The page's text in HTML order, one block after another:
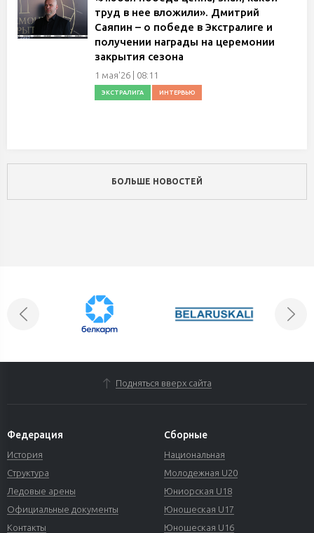
труд в нее вложили». Дмитрий
Саяпин – о победе в Экстралиге и
получении награды на церемонии
закрытия сезона
1 мая'26 | 08:11
ЭКСТРАЛИГА ИНТЕРВЬЮ
БОЛЬШЕ НОВОСТЕЙ
Подняться вверх сайта
Федерация
История
Структура
Ледовые арены
Официальные документы
Контакты
Сборные
Национальная
Молодежная U20
Юниорская U18
Юношеская U17
Юношеская U16